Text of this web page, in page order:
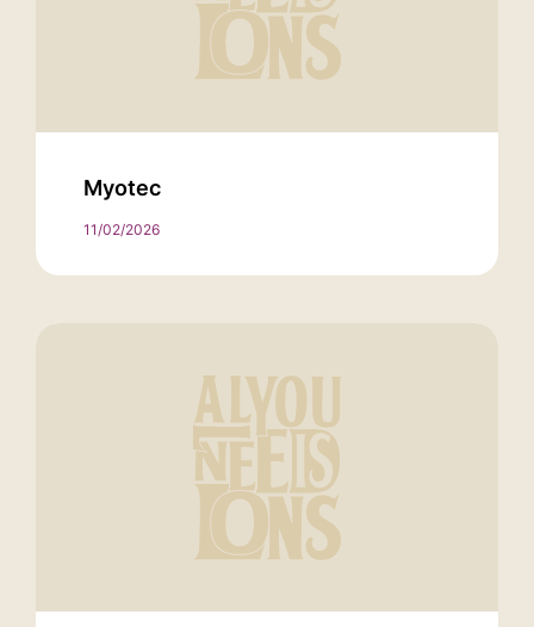
Myotec
11/02/2026